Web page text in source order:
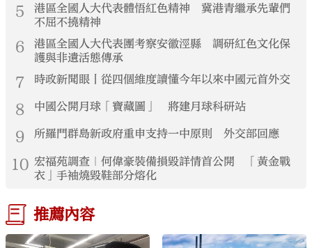
5
港區全國人大代表體悟紅色精神 冀港青繼承先輩們
不屈不撓精神
6
港區全國人大代表團考察安徽涇縣 調研紅色文化保
護與非遺活態傳承
7 時政新聞眼丨從四個維度讀懂今年以來中國元首外交
8 中國公開月球「寶藏圖」 將建月球科研站
9 所羅門群島新政府重申支持一中原則 外交部回應
10 宏福苑調查｜何偉豪裝備損毀詳情首公開 「黃金戰
衣」手袖燒毀鞋部分熔化
推薦內容